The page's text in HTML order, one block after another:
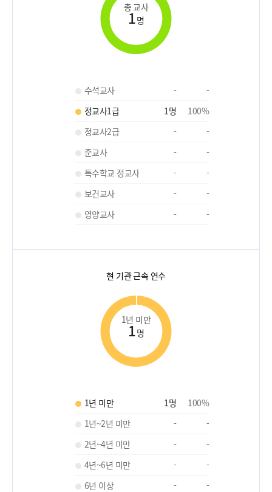
총 교사
1명
수석교사 -
-
정교사1급
1명 100%
정교사2급
-
-
준교사
-
-
특수학교 정교사
-
-
보건교사
-
-
영양교사
- -
현 기관 근속 연수
1년 미만
1명
1년 미만 1명 100%
1년~2년 미만
-
-
2년~4년 미만
-
-
4년~6년 미만
-
-
6년 이상
- -